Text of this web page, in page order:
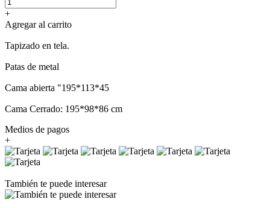
+
Agregar al carrito
Tapizado en tela.
Patas de metal
Cama abierta "195*113*45
Cama Cerrado: 195*98*86 cm
Medios de pagos
+
También te puede interesar